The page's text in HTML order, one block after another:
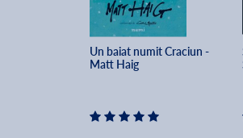
Un baiat numit Craciun -
Matt Haig